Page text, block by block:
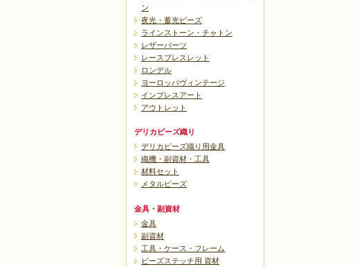
ン
夜光・蓄光ビーズ
ラインストーン・チャトン
レザーパーツ
レースブレスレット
ロンデル
ヨーロッパヴィンテージ
インプレスアート
アウトレット
デリカビーズ織り
デリカビーズ織り用金具
織機・副資材・工具
材料セット
メタルビーズ
金具・副資材
金具
副資材
工具・ケース・フレーム
ビーズステッチ用 資材